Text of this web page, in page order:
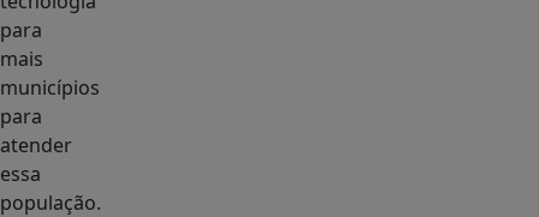
para
mais
municípios
para
atender
essa
população.